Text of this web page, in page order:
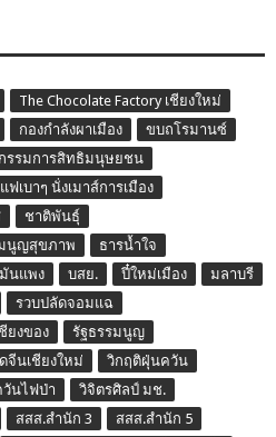
The Chocolate Factory เชียงใหม่
กองกำลังผาเมือง
ขบถโรมานซ์
รรมการสิทธิมนุษยชน
ฟเบาๆ นั่งเมาส์การเมือง
ชาติพันธุ์
นูญสุขภาพ
ธารน้ำใจ
นแพง บสย. ปี๋ใหม่เมือง
มลาบรี
รวบปลัดจอมแฉ
ยงของ
รัฐธรรมนูญ
จีนเชียงใหม่
วิกฤติฝุ่นควัน
นไฟป่า
วิจิตรศิลป์ มช.
สสส.สำนัก 3
สสส.สำนัก 5